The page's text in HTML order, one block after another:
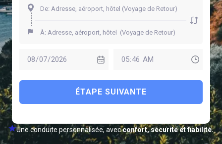
ÉTAPE SUIVANTE
Une conduite personnalisée, avecconfort, sécurité et fiabilité.